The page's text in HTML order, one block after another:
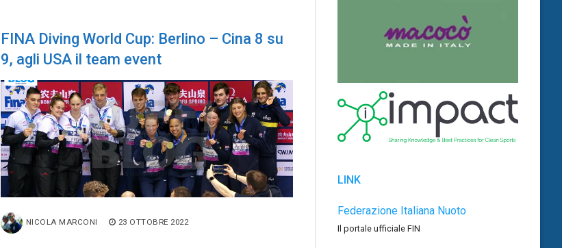
FINA Diving World Cup: Berlino – Cina 8 su
9, agli USA il team event
NICOLA MARCONI 23 OTTOBRE 2022
LINK
Federazione Italiana Nuoto
Il portale ufficiale FIN